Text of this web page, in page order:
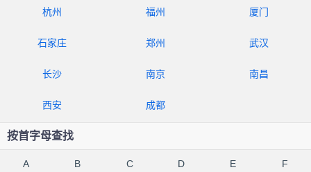
杭州 福州 厦门
石家庄 郑州 武汉
长沙 南京 南昌
西安 成都
按首字母查找
A B C D E F